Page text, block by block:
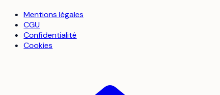
Mentions légales
CGU
Confidentialité
Cookies